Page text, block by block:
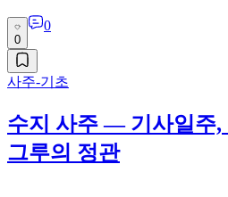
0
0
사주-기초
수지 사주 — 기사일주,
그루의 정관